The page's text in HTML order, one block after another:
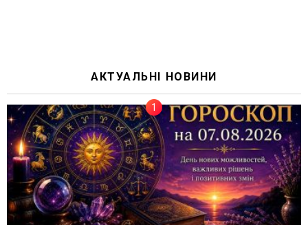
АКТУАЛЬНІ НОВИНИ